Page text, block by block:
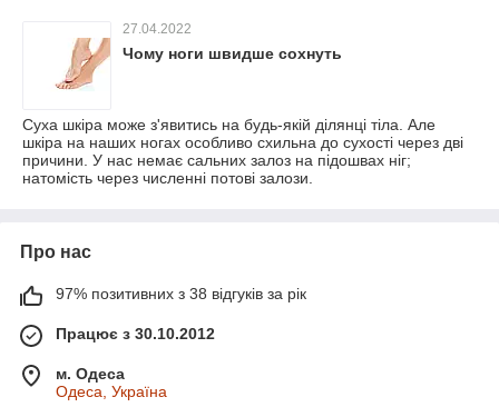
27.04.2022
Чому ноги швидше сохнуть
Суха шкіра може з'явитись на будь-якій ділянці тіла. Але
шкіра на наших ногах особливо схильна до сухості через дві
причини. У нас немає сальних залоз на підошвах ніг;
натомість через численні потові залози.
Про нас
97% позитивних з 38 відгуків за рік
Працює з 30.10.2012
м. Одеса
Одеса, Україна